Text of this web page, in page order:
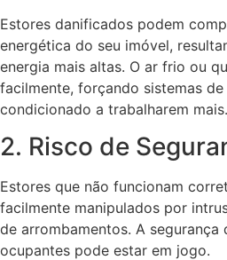
Estores danificados podem
energética do seu imóvel,
energia mais altas. O ar frio ou
facilmente, forçando sistemas
condicionado a trabalharem mais.
2. Risco de
Estores que não funcionam
facilmente manipulados por
de arrombamentos. A segurança
ocupantes pode estar em jogo.